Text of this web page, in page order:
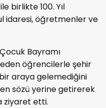
birlikte 100. Yıl
idaresi, öğretmenler ve
Bayramı
öğrencilerle şehir
araya gelemediğini
sözü yerine getirerek
ziyaret etti.